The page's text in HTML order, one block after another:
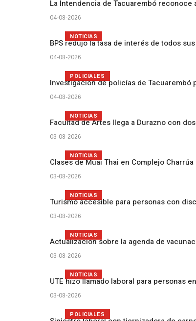
La Intendencia de Tacuarembó
04-08-2026
BPS redujo la tasa de interés de todos
04-08-2026
NOTICIAS
Investigación de policías de
04-08-2026
POLICIALES
Facultad de Artes llega a Durazno con
03-08-2026
NOTICIAS
Clases de Muai Thai en Complejo Charrúa
03-08-2026
NOTICIAS
Turismo accesible para personas con
03-08-2026
NOTICIAS
Actualización sobre la agenda de
03-08-2026
NOTICIAS
UTE hizo llamado laboral para personas
03-08-2026
NOTICIAS
POLICIALES